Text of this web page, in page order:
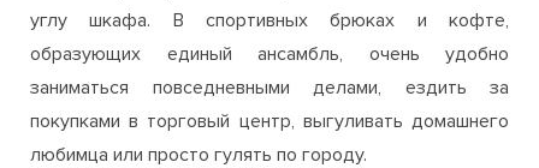
углу шкафа. В спортивных брюках и кофте,
образующих единый ансамбль, очень удобно
заниматься повседневными делами, ездить за
покупками в торговый центр, выгуливать домашнего
любимца или просто гулять по городу.